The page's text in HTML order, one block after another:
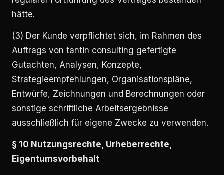
hätte.
(3) Der Kunde verpflichtet sich, im Rahmen des
Auftrags von tantin consulting gefertigte
Gutachten, Analysen, Konzepte,
Strategieempfehlungen, Organisationspläne,
Entwürfe, Zeichnungen und Berechnungen oder
sonstige schriftliche Arbeitsergebnisse
ausschließlich für eigene Zwecke zu verwenden.
§ 10 Nutzungsrechte, Urheberrechte,
Eigentumsvorbehalt